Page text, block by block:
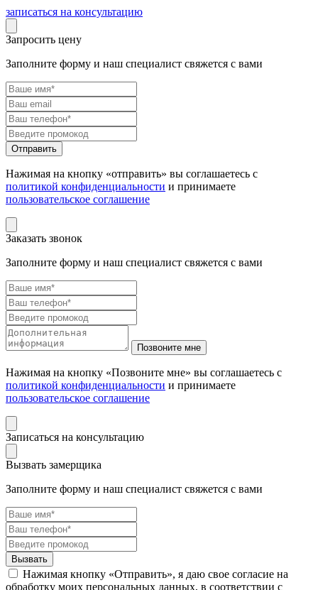
записаться на консультацию
Запросить цену
Заполните форму и наш специалист свяжется с вами
Нажимая на кнопку «отправить» вы соглашаетесь с
политикой конфиденциальности и принимаете
пользовательское соглашение
Заказать звонок
Заполните форму и наш специалист свяжется с вами
Нажимая на кнопку «Позвоните мне» вы соглашаетесь с
политикой конфиденциальности и принимаете
пользовательское соглашение
Записаться на консультацию
Вызвать замерщика
Заполните форму и наш специалист свяжется с вами
Нажимая кнопку «Отправить», я даю свое согласие на
обработку моих персональных данных, в соответствии с